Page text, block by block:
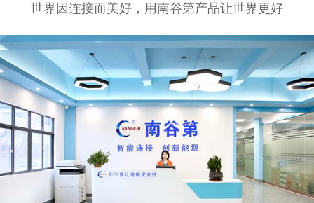
世界因连接而美好，用南谷第产品让世界更好